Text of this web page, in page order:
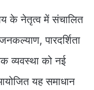
के नेतृत्व में संचालित
पारदर्शिता
व्यवस्था को नई
यह समाधान